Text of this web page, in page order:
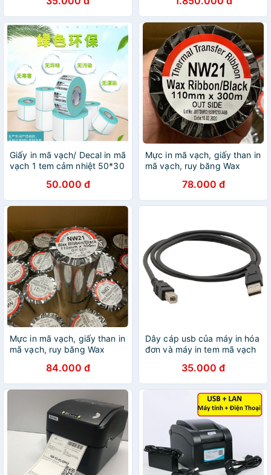
Giấy in mã vạch/ Decal in mã
vạch 1 tem cảm nhiệt 50*30
50.000 đ
Mực in mã vạch, giấy than in
mã vạch, ruy băng Wax
110mmx300m78.000 đ
Mực in mã vạch, giấy than in
mã vạch, ruy băng Wax
110mmx300m84.000 đ
Dây cáp usb của máy in hóa
đơn và máy in tem mã vạch
35.000 đ